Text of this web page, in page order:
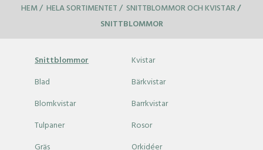
HEM HELA SORTIMENTET SNITTBLOMMOR OCH KVISTAR
SNITTBLOMMOR
Snittblommor
Kvistar
Blad
Bärkvistar
Blomkvistar
Barrkvistar
Tulpaner
Rosor